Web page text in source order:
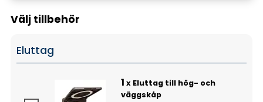
Välj tillbehör
Eluttag
1 x Eluttag till hög- och
väggskåp